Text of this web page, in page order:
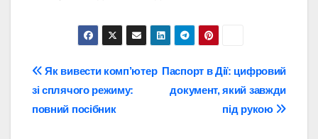
Навігація
записів
Паспорт в Дії: цифровий
документ, який завжди
під рукою
Як вивести комп’ютер
зі сплячого режиму:
повний посібник